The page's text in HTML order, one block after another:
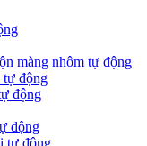
màng nhôm tự động
tự động
động
động
tự động